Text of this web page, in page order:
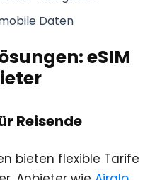
Daten
eSIM
Reisende
bieten flexible Tarife